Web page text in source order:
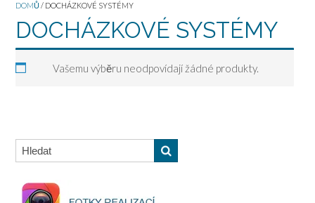
DOMŮ/ DOCHÁZKOVÉ SYSTÉMY
DOCHÁZKOVÉ SYSTÉMY
Vašemu výběru neodpovídají žádné produkty.